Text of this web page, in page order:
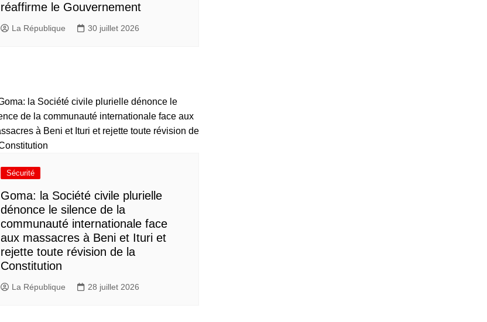
réaffirme le Gouvernement
La République 30 juillet 2026
Sécurité
Goma: la Société civile plurielle
dénonce le silence de la
communauté internationale face
aux massacres à Beni et Ituri et
rejette toute révision de la
Constitution
La République 28 juillet 2026